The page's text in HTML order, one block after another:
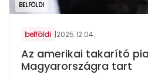
BELFÖLDI
belföldi |2025.12.04.
Az amerikai takarító
Magyarországra tart